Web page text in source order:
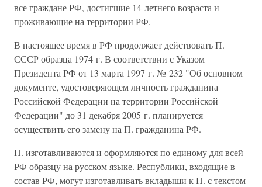
все граждане РФ, достигшие 14-летнего возраста и
проживающие на территории РФ.
В настоящее время в РФ продолжает действовать П.
СССР образца 1974 г. В соответствии с Указом
Президента РФ от 13 марта 1997 г. № 232 "Об основном
документе, удостоверяющем личность гражданина
Российской Федерации на территории Российской
Федерации" до 31 декабря 2005 г. планируется
осуществить его замену на П. гражданина РФ.
П. изготавливаются и оформляются по единому для всей
РФ образцу на русском языке. Республики, входящие в
состав РФ, могут изготавливать вкладыши к П. с текстом